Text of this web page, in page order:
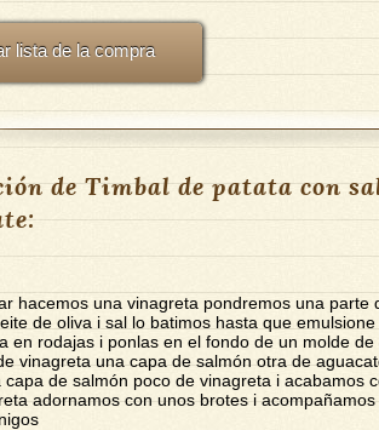
lista de la compra
de Timbal de patata con
hacemos una vinagreta pondremos una parte
de oliva i sal lo batimos hasta que emulsione .
en rodajas i ponlas en el fondo de un molde
vinagreta una capa de salmón otra de
capa de salmón poco de vinagreta i acabamos
adornamos con unos brotes i